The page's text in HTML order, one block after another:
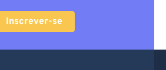
Inscrever-se